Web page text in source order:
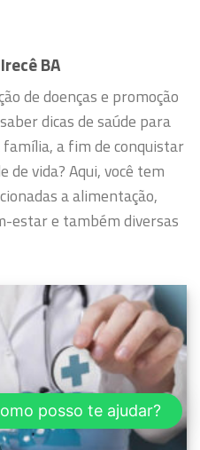
BA
de doenças e promoção
dicas de saúde para
família, a fim de conquistar
de vida?Aqui, você tem
a alimentação,
estar e também diversas
posso te ajudar?